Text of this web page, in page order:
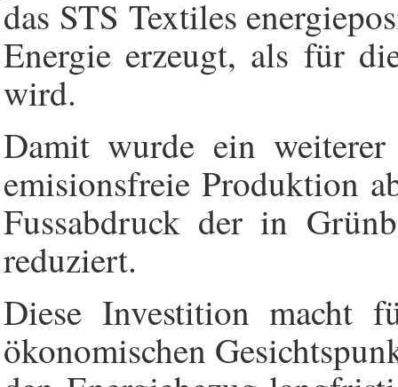
das STS Textiles
Energie erzeugt, als für
wird.
Damit wurde ein
emisionsfreie Produktion
Fussabdruck der in
reduziert.
Diese Investition macht
ökonomischen